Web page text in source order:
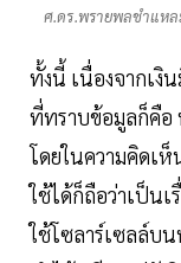
ศ.ดร.พรายพลชำแหล
ทั้งนี้ เนื่องจากเงิ
ที่ทราบข้อมูลก็คือ
โดยในความคิดเ
ใช้ได้ก็ถือว่าเป็นเ
ใช้โซลาร์เซลล์บ